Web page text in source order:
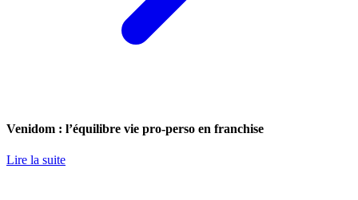
Venidom : l’équilibre vie pro-perso en franchise
Lire la suite